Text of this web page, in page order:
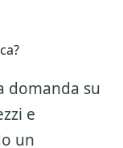
domanda su
e
un